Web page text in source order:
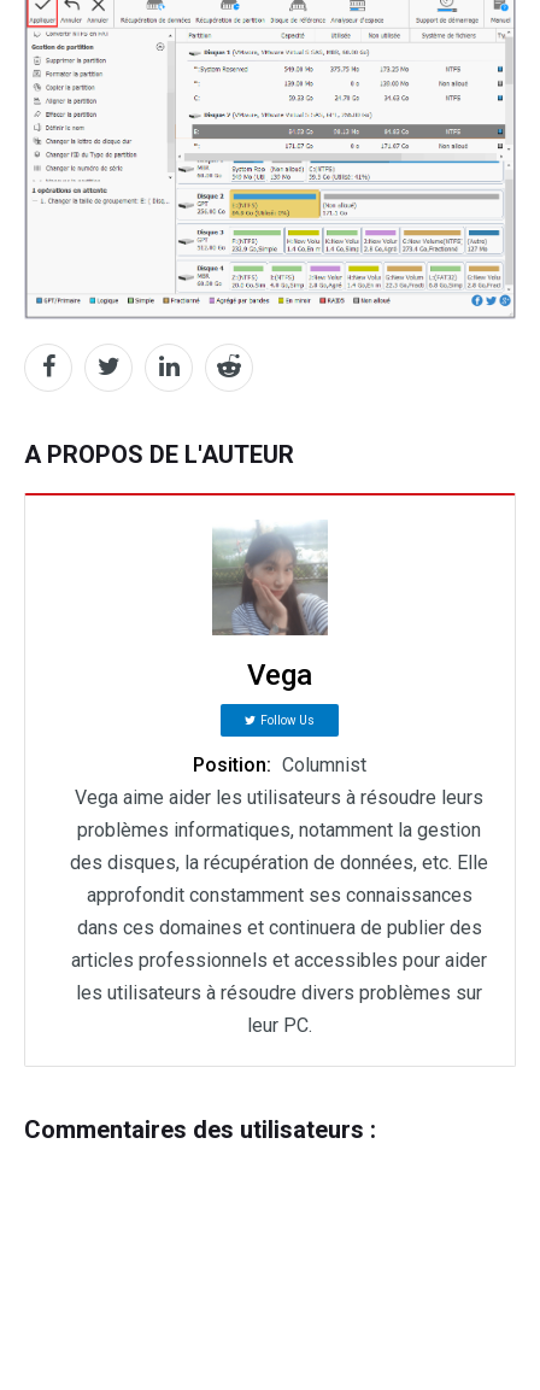
A PROPOS DE L'AUTEUR
Vega
Follow Us
Position: Columnist
Vega aime aider les utilisateurs à résoudre leurs
problèmes informatiques, notamment la gestion
des disques, la récupération de données, etc. Elle
approfondit constamment ses connaissances
dans ces domaines et continuera de publier des
articles professionnels et accessibles pour aider
les utilisateurs à résoudre divers problèmes sur
leur PC.
Commentaires des utilisateurs :